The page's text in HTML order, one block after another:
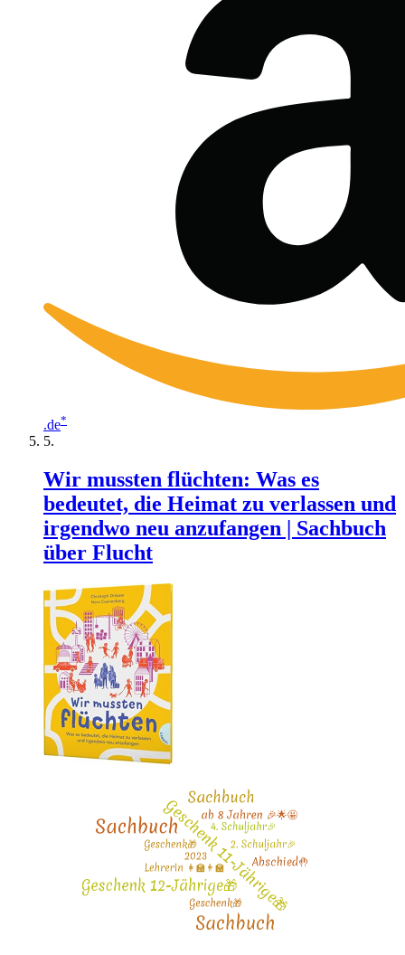
.de*
Wir mussten flüchten: Was es
bedeutet, die Heimat zu verlassen und
irgendwo neu anzufangen | Sachbuch
über Flucht